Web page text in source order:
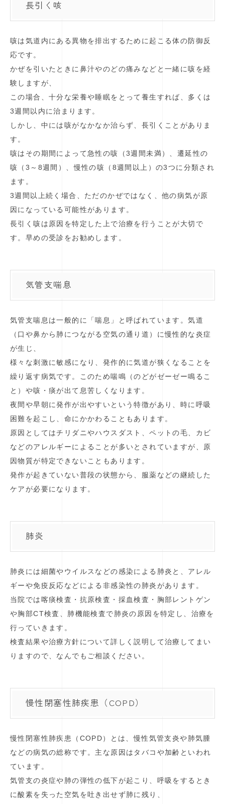
長引く咳
咳は気道内にある異物を排出するために起こる体の防御反
応です。
かぜを引いたときに鼻汁やのどの痛みなどと一緒に咳を経
験しますが、
この場合、十分な栄養や睡眠をとって養生すれば、多くは
3週間以内に治まります。
しかし、中には咳がなかなか治らず、長引くことがありま
す。
咳はその期間によって急性の咳（3週間未満）、遷延性の
咳（3～8週間）、慢性の咳（8週間以上）の3つに分類され
ます。
3週間以上続く場合、ただのかぜではなく、他の病気が原
因になっている可能性があります。
長引く咳は原因を特定した上で治療を行うことが大切で
す。早めの受診をお勧めします。
気管支喘息
気管支喘息は一般的に「喘息」と呼ばれています。気道
（口や鼻から肺につながる空気の通り道）に慢性的な炎症
が生じ、
様々な刺激に敏感になり、発作的に気道が狭くなることを
繰り返す病気です。このため喘鳴（のどがゼーゼー鳴るこ
と）や咳・痰が出て息苦しくなります。
夜間や早朝に発作が出やすいという特徴があり、時に呼吸
困難を起こし、命にかかわることもあります。
原因としてはチリダニやハウスダスト、ペットの毛、カビ
などのアレルギーによることが多いとされていますが、原
因物質が特定できないこともあります。
発作が起きていない普段の状態から、服薬などの継続した
ケアが必要になります。
肺炎
肺炎には細菌やウイルスなどの感染による肺炎と、アレル
ギーや免疫反応などによる非感染性の肺炎があります。
当院では喀痰検査・抗原検査・採血検査・胸部レントゲン
や胸部CT検査、肺機能検査で肺炎の原因を特定し、治療を
行っていきます。
検査結果や治療方針について詳しく説明して治療してまい
りますので、なんでもご相談ください。
慢性閉塞性肺疾患（COPD）
慢性閉塞性肺疾患（COPD）とは、慢性気管支炎や肺気腫
などの病気の総称です。主な原因はタバコや加齢といわれ
ています。
気管支の炎症や肺の弾性の低下が起こり、呼吸をするとき
に酸素を失った空気を吐き出せず肺に残り、